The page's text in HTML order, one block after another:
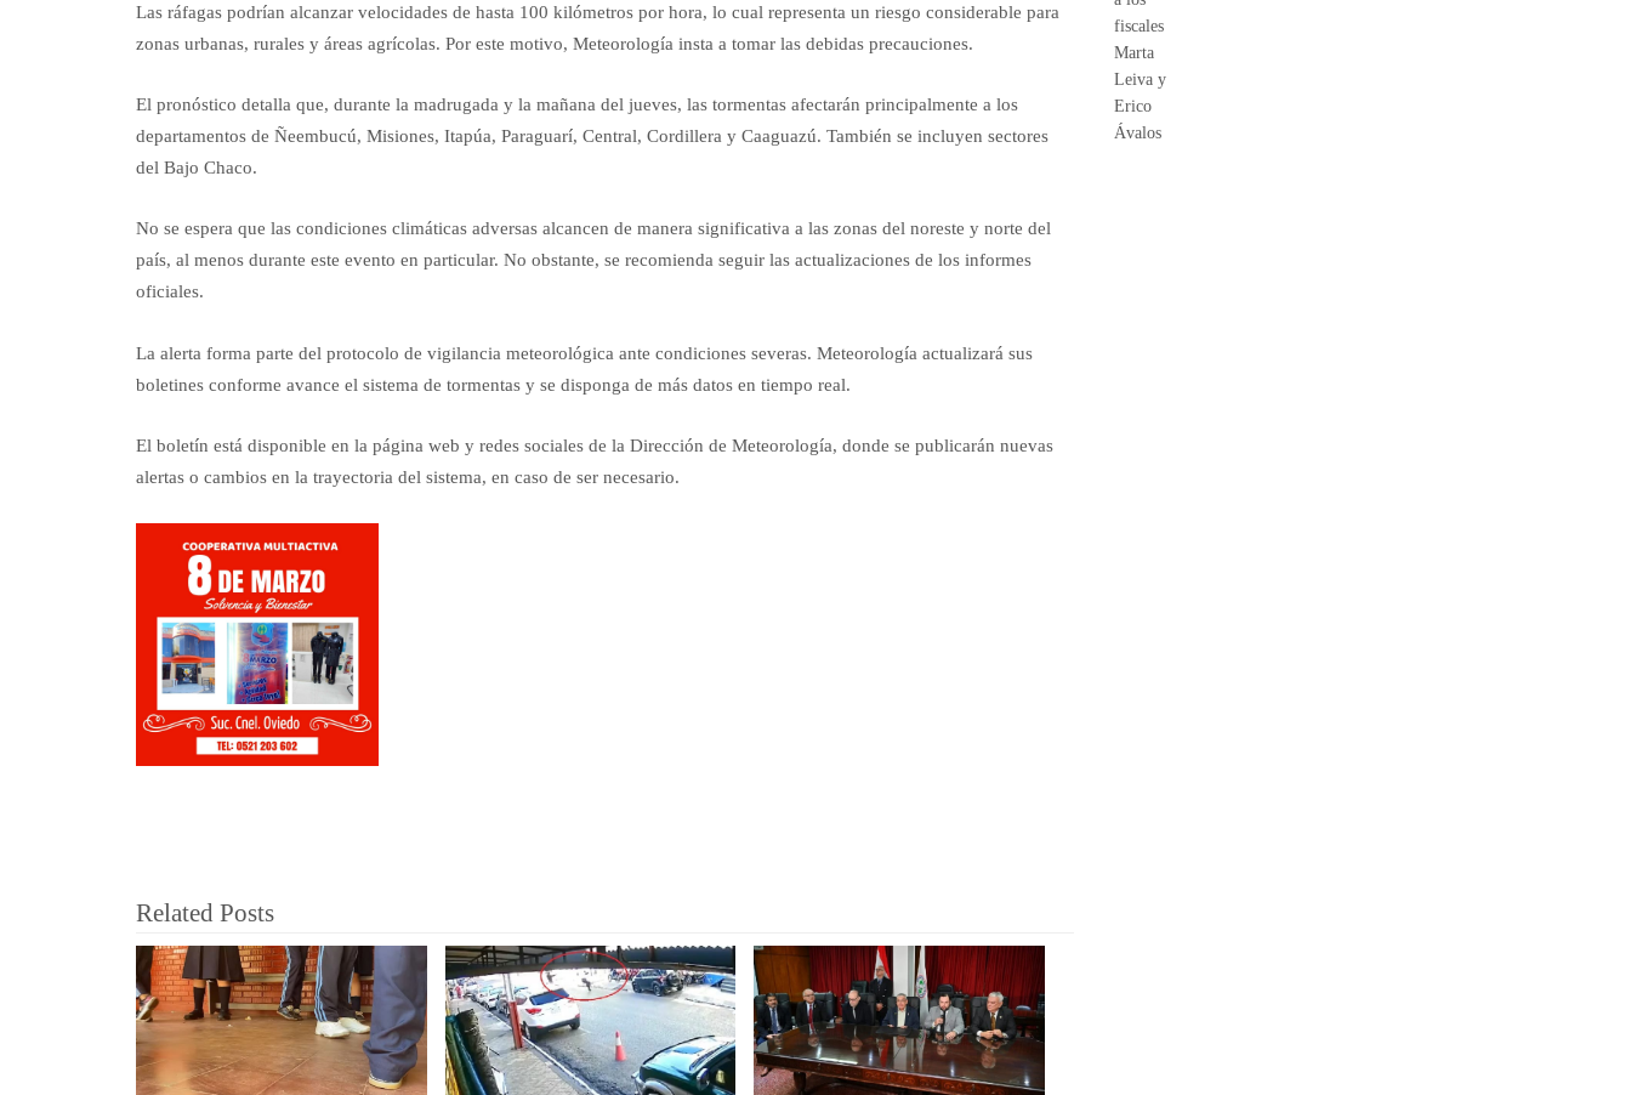
Las ráfagas podrían alcanzar velocidades de hasta 100 kilómetros por hora, lo cual representa un riesgo considerable para
zonas urbanas, rurales y áreas agrícolas. Por este motivo, Meteorología insta a tomar las debidas precauciones.
El pronóstico detalla que, durante la madrugada y la mañana del jueves, las tormentas afectarán principalmente a los
departamentos de Ñeembucú, Misiones, Itapúa, Paraguarí, Central, Cordillera y Caaguazú. También se incluyen sectores
del Bajo Chaco.
No se espera que las condiciones climáticas adversas alcancen de manera significativa a las zonas del noreste y norte del
país, al menos durante este evento en particular. No obstante, se recomienda seguir las actualizaciones de los informes
oficiales.
La alerta forma parte del protocolo de vigilancia meteorológica ante condiciones severas. Meteorología actualizará sus
boletines conforme avance el sistema de tormentas y se disponga de más datos en tiempo real.
El boletín está disponible en la página web y redes sociales de la Dirección de Meteorología, donde se publicarán nuevas
alertas o cambios en la trayectoria del sistema, en caso de ser necesario.
Related Posts